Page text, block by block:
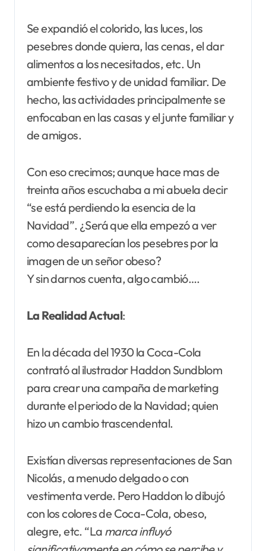
Se expandió el colorido, las luces, los
pesebres donde quiera, las cenas, el dar
alimentos a los necesitados, etc. Un
ambiente festivo y de unidad familiar. De
hecho, las actividades principalmente se
enfocaban en las casas y el junte familiar y
de amigos.
Con eso crecimos; aunque hace mas de
treinta años escuchaba a mi abuela decir
“se está perdiendo la esencia de la
Navidad”. ¿Será que ella empezó a ver
como desaparecían los pesebres por la
imagen de un señor obeso?
Y sin darnos cuenta, algo cambió….
La Realidad Actual:
En la década del 1930 la Coca-Cola
contrató al ilustrador Haddon Sundblom
para crear una campaña de marketing
durante el periodo de la Navidad; quien
hizo un cambio trascendental.
Existían diversas representaciones de San
Nicolás, a menudo delgado o con
vestimenta verde. Pero Haddon lo dibujó
con los colores de Coca-Cola, obeso,
alegre, etc. “La marca influyó